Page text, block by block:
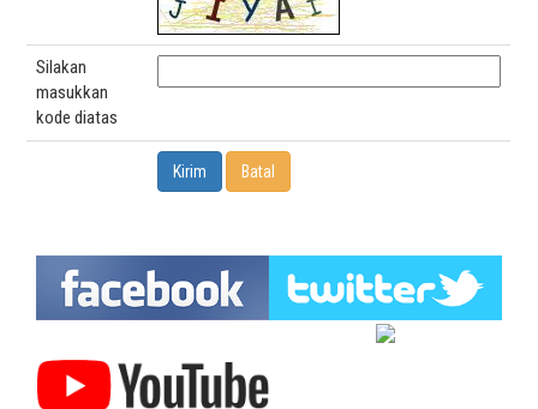
Silakan
masukkan
kode diatas